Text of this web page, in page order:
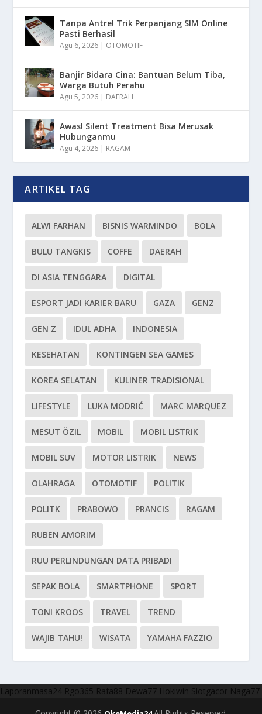
Tanpa Antre! Trik Perpanjang SIM Online
Pasti Berhasil
Agu 6, 2026 | OTOMOTIF
Banjir Bidara Cina: Bantuan Belum Tiba,
Warga Butuh Perahu
Agu 5, 2026 | DAERAH
Awas! Silent Treatment Bisa Merusak
Hubunganmu
Agu 4, 2026 | RAGAM
ARTIKEL TAG
ALWI FARHAN BISNIS WARMINDO BOLA
BULU TANGKIS COFFE DAERAH
DI ASIA TENGGARA DIGITAL
ESPORT JADI KARIER BARU GAZA GENZ
GEN Z IDUL ADHA INDONESIA
KESEHATAN KONTINGEN SEA GAMES
KOREA SELATAN KULINER TRADISIONAL
LIFESTYLE LUKA MODRIĆ MARC MARQUEZ
MESUT ÖZIL MOBIL MOBIL LISTRIK
MOBIL SUV MOTOR LISTRIK NEWS
OLAHRAGA OTOMOTIF POLITIK
POLITK PRABOWO PRANCIS RAGAM
RUBEN AMORIM
RUU PERLINDUNGAN DATA PRIBADI
SEPAK BOLA SMARTPHONE SPORT
TONI KROOS TRAVEL TREND
WAJIB TAHU! WISATA YAMAHA FAZZIO
Laporanmasa24 Rgo365 Rafa88 Dewa77 Hokiwin Slotgacor Naga77